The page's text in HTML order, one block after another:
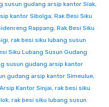
susun gudang arsip kantor Siak,
kantor Sibolga, Rak Besi Siku
Rappang, Rak Besi Siku
, rak besi siku lubang susun
Siku Lubang Susun Gudang
susun gudang arsip kantor
gudang arsip kantor Simeulue,
Kantor Sinjai, rak besi siku
, rak besi siku lubang susun